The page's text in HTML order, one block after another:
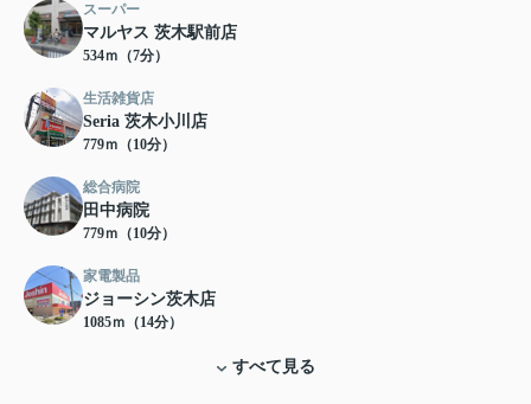
スーパー
マルヤス 茨木駅前店
534ｍ（7分）
生活雑貨店
Seria 茨木小川店
779ｍ（10分）
総合病院
田中病院
779ｍ（10分）
家電製品
ジョーシン茨木店
1085ｍ（14分）
すべて見る